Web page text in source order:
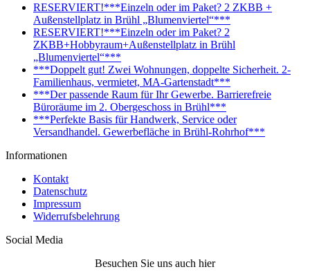
RESERVIERT!***Einzeln oder im Paket? 2 ZKBB +
Außenstellplatz in Brühl „Blumenviertel“***
RESERVIERT!***Einzeln oder im Paket? 2
ZKBB+Hobbyraum+Außenstellplatz in Brühl
„Blumenviertel“***
***Doppelt gut! Zwei Wohnungen, doppelte Sicherheit. 2-
Familienhaus, vermietet, MA-Gartenstadt***
***Der passende Raum für Ihr Gewerbe. Barrierefreie
Büroräume im 2. Obergeschoss in Brühl***
***Perfekte Basis für Handwerk, Service oder
Versandhandel. Gewerbefläche in Brühl-Rohrhof***
Informationen
Kontakt
Datenschutz
Impressum
Widerrufsbelehrung
Social Media
Besuchen Sie uns auch hier